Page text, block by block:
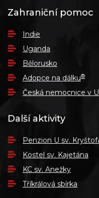
Zahraniční pomoc
Indie
Uganda
Bělorusko
Adopce na dálku®
Česká nemocnice v
Další aktivity
Penzion U sv.
Kostel sv. Kajetána
KC sv. Anežky
Tříkrálová sbírka